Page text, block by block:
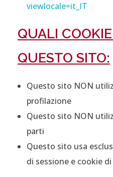
viewlocale=it_IT
QUALI
QUESTO SITO:
Questo sito NON
profilazione
Questo sito NON
parti
Questo sito usa
di sessione e cookie